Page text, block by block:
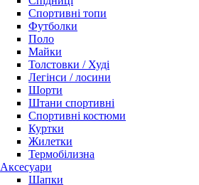
Спортивні топи
Футболки
Поло
Майки
Толстовки / Худі
Легінси / лосини
Шорти
Штани спортивні
Спортивні костюми
Куртки
Жилетки
Термобілизна
Аксесуари
Шапки